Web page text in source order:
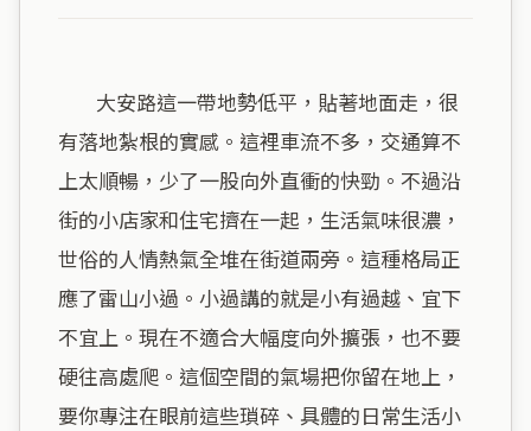
有落地紮根的實感。這裡車流不多，交通算不
上太順暢，少了一股向外直衝的快勁。不過沿
街的小店家和住宅擠在一起，生活氣味很濃，
世俗的人情熱氣全堆在街道兩旁。這種格局正
應了雷山小過。小過講的就是小有過越、宜下
不宜上。現在不適合大幅度向外擴張，也不要
硬往高處爬。這個空間的氣場把你留在地上，
要你專注在眼前這些瑣碎、具體的日常生活小